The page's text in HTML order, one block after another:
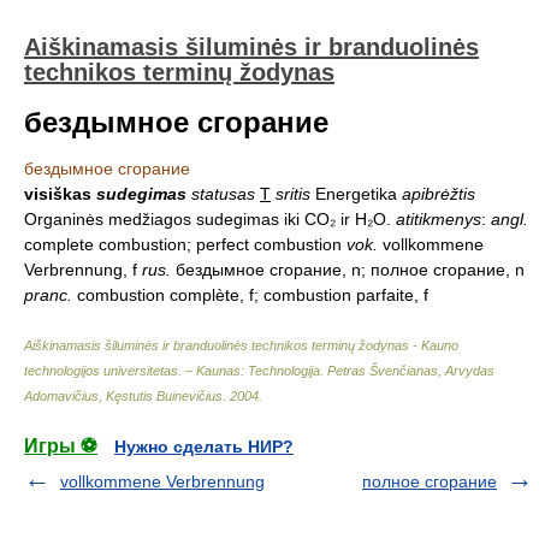
Aiškinamasis šiluminės ir branduolinės
technikos terminų žodynas
бездымное сгорание
бездымное сгорание
visiškas sudegimas statusas T sritis Energetika apibrėžtis
Organinės medžiagos sudegimas iki CO₂ ir H₂O. atitikmenys: angl.
complete combustion; perfect combustion vok. vollkommene
Verbrennung, f rus. бездымное сгорание, n; полное сгорание, n
pranc. combustion complète, f; combustion parfaite, f
Aiškinamasis šiluminės ir branduolinės technikos terminų žodynas - Kauno
technologijos universitetas. – Kaunas: Technologija Petras Švenčianas, Arvydas
Adomavičius, Kęstutis Buinevičius 2004
Игры ⚽
Нужно сделать НИР?
vollkommene Verbrennung
полное сгорание